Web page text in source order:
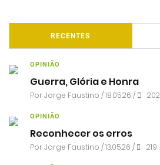
RECENTES
OPINIÃO
Guerra, Glória e Honra
PorJorge Faustino / 18.05.26 / 202
OPINIÃO
Reconhecer os erros
PorJorge Faustino / 13.05.26 / 219